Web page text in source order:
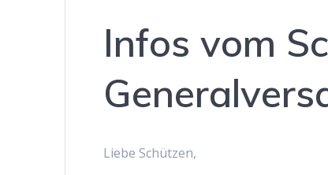
Infos vom
Liebe Schützen,